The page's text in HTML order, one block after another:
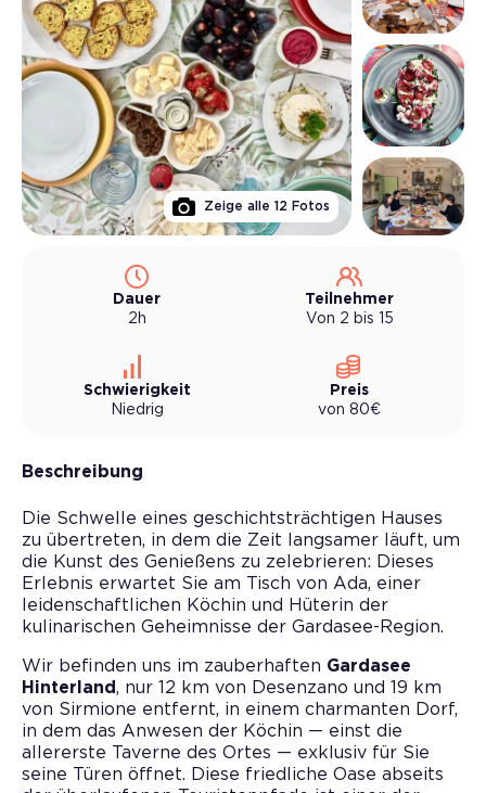
Zeige alle 12 Fotos
Dauer
2h
Teilnehmer
Von 2 bis 15
Schwierigkeit
Niedrig
Preis
von 80€
Beschreibung
Die Schwelle eines geschichtsträchtigen Hauses
zu übertreten, in dem die Zeit langsamer läuft, um
die Kunst des Genießens zu zelebrieren: Dieses
Erlebnis erwartet Sie am Tisch von Ada, einer
leidenschaftlichen Köchin und Hüterin der
kulinarischen Geheimnisse der Gardasee-Region.
Wir befinden uns im zauberhaften Gardasee
Hinterland, nur 12 km von Desenzano und 19 km
von Sirmione entfernt, in einem charmanten Dorf,
in dem das Anwesen der Köchin — einst die
allererste Taverne des Ortes — exklusiv für Sie
seine Türen öffnet. Diese friedliche Oase abseits